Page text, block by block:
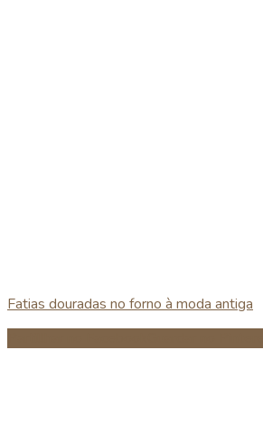
Fatias douradas no forno à moda antiga
Guardar no